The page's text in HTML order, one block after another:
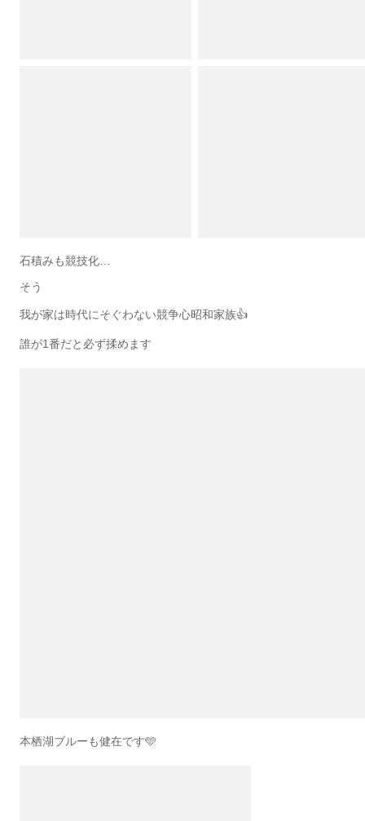
石積みも競技化…
そう
我が家は時代にそぐわない競争心昭和家族👍
誰が1番だと必ず揉めます
本栖湖ブルーも健在です🩵